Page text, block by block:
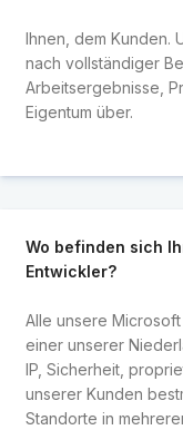
Ihnen, dem Kunden.
nach vollständiger
Arbeitsergebnisse,
Eigentum über.
Wo befinden sich
Entwickler?
Alle unsere
einer unserer
IP, Sicherheit,
unserer Kunden
Standorte in